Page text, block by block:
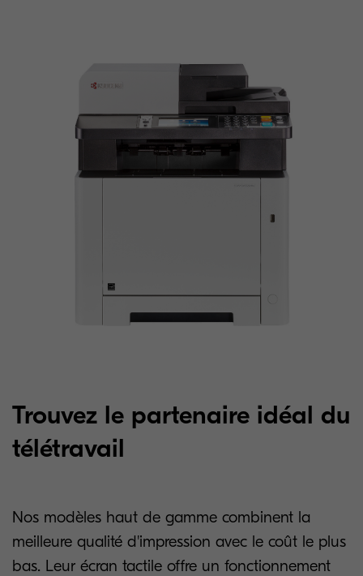
Trouvez le partenaire idéal du
télétravail
Nos modèles haut de gamme combinent la
meilleure qualité d'impression avec le coût le plus
bas. Leur écran tactile offre un fonctionnement